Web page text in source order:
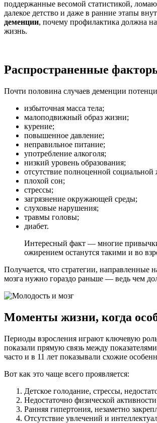
поддержанные весомой статистикой,
далекое детство и даже в ранние этапы
деменции, почему профилактика должна
жизнь.
Распространенные
Почти половина случаев деменции
избыточная масса тела;
малоподвижный образ жизни;
курение;
повышенное давление;
неправильное питание;
употребление алкоголя;
низкий уровень образования;
отсутствие полноценной социальной
плохой сон;
стрессы;
загрязнение окружающей среды;
слуховые нарушения;
травмы головы;
диабет.
Интересный факт — многие привычки
ожирением останутся такими и во
Получается, что стратегии, направленные
мозга нужно гораздо раньше — ведь чем
Моменты жизни, когда
Периоды взросления играют ключевую
показали прямую связь между
часто и в 11 лет показывали схожие
Вот как это чаще всего проявляется:
Детское голодание, стрессы,
Недостаточно физической
Ранняя гипертония, незаметно
Отсутствие увлечений и